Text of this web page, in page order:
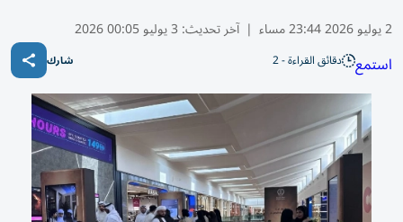
2 يوليو 2026 23:44 مساء | آخر تحديث: 3 يوليو 00:05 2026
استمع دقائق القراءة - 2 شارك